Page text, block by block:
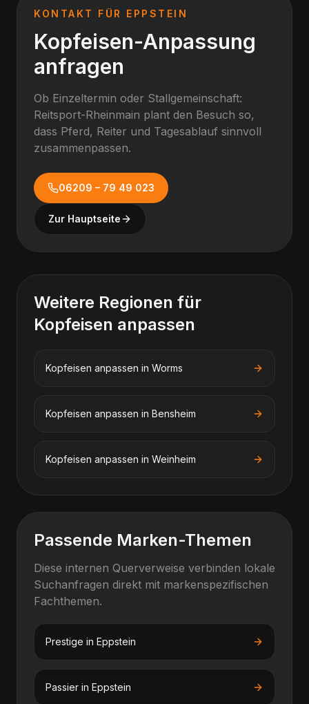
KONTAKT FÜR EPPSTEIN
Kopfeisen-Anpassung
anfragen
Ob Einzeltermin oder Stallgemeinschaft:
Reitsport-Rheinmain plant den Besuch so,
dass Pferd, Reiter und Tagesablauf sinnvoll
zusammenpassen.
06209 – 79 49 023
Zur Hauptseite
Weitere Regionen für
Kopfeisen anpassen
Kopfeisen anpassen in Worms
Kopfeisen anpassen in Bensheim
Kopfeisen anpassen in Weinheim
Passende Marken-Themen
Diese internen Querverweise verbinden lokale
Suchanfragen direkt mit markenspezifischen
Fachthemen.
Prestige in Eppstein
Passier in Eppstein